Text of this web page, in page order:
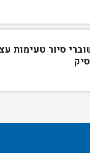
סיור טעימות